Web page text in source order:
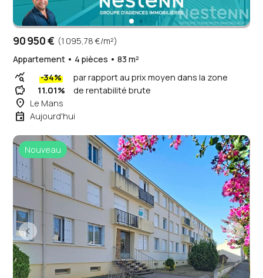
90 950 € (1 095,78 €/m²)
Appartement • 4 pièces • 83 m²
query_stats -34% par rapport au prix moyen dans la zone
savings 11.01% de rentabilité brute
place Le Mans
event Aujourd'hui
Nouveau